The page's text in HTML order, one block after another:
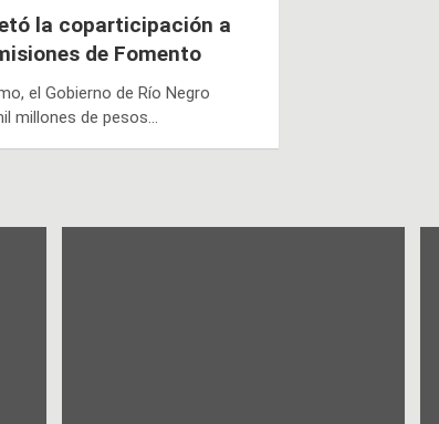
la coparticipación a
de Fomento
el Gobierno de Río Negro
millones de pesos…